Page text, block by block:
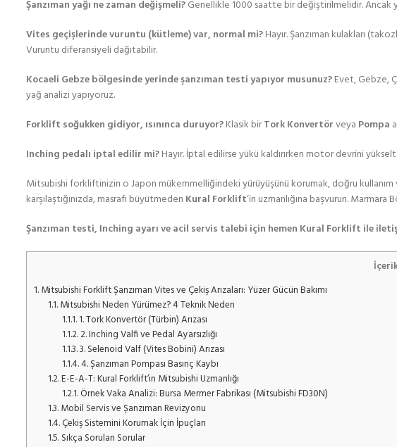
Şanzıman yağı ne zaman değişmeli?Genellikle 1000 saatte bir değiştirilmelidir. Ancak
Vites geçişlerinde vuruntu (kütleme) var, normal mi?Hayır. Şanzıman kulakları
Vuruntu diferansiyeli dağıtabilir.
Kocaeli Gebze bölgesinde yerinde şanzıman testi yapıyor musunuz?Evet, Gebze,
yağ analizi yapıyoruz.
Forklift soğukken gidiyor, ısınınca duruyor?Klasik birTork Konvertörveya Pompa
Inching pedalı iptal edilir mi?Hayır. İptal edilirse yükü kaldırırken motor devrini
Mitsubishi forkliftinizin o Japon mükemmelliğindeki yürüyüşünü korumak, doğru kullanım
karşılaştığınızda, masrafı büyütmeden Kural Forklift‘in uzmanlığına başvurun. Marmara
Şanzıman testi, Inching ayarı ve acil servis talebi için hemen Kural Forklift ile
1.Mitsubishi Forklift Şanzıman Vites ve Çekiş Arızaları: Yüzer Gücün Bakımı
1.1.Mitsubishi Neden Yürümez? 4 Teknik Neden
1.1.1.1. Tork Konvertör (Türbin) Arızası
1.1.2.2. Inching Valfi ve Pedal Ayarsızlığı
1.1.3.3. Selenoid Valf (Vites Bobini) Arızası
1.1.4.4. Şanzıman Pompası Basınç Kaybı
1.2.E-E-A-T: Kural Forklift’in Mitsubishi Uzmanlığı
1.2.1.Örnek Vaka Analizi: Bursa Mermer Fabrikası (Mitsubishi FD30N)
1.3.Mobil Servis ve Şanzıman Revizyonu
1.4.Çekiş Sistemini Korumak İçin İpuçları
1.5.Sıkça Sorulan Sorular